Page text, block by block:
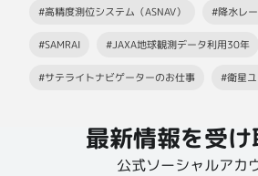
#高精度測位システム（ASNAV） #降水レ
#SAMRAI #JAXA地球観測データ利用30年
#サテライトナビゲーターのお仕事 #衛星
最新情報を受け
公式ソーシャルアカ